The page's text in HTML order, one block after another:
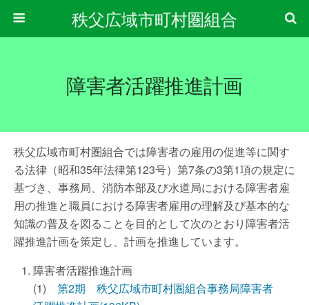
秩父広域市町村圏組合
障害者活躍推進計画
秩父広域市町村圏組合では障害者の雇用の促進等に関す
る法律（昭和35年法律第123号）第7条の3第1項の規定に
基づき、事務局、消防本部及び水道局における障害者雇
用の推進と職員における障害者雇用の理解及び基本的な
知識の普及を図ることを目的として次のとおり障害者活
躍推進計画を策定し、計画を推進しています。
障害者活躍推進計画
(1)第2期 秩父広域市町村圏組合事務局障害者